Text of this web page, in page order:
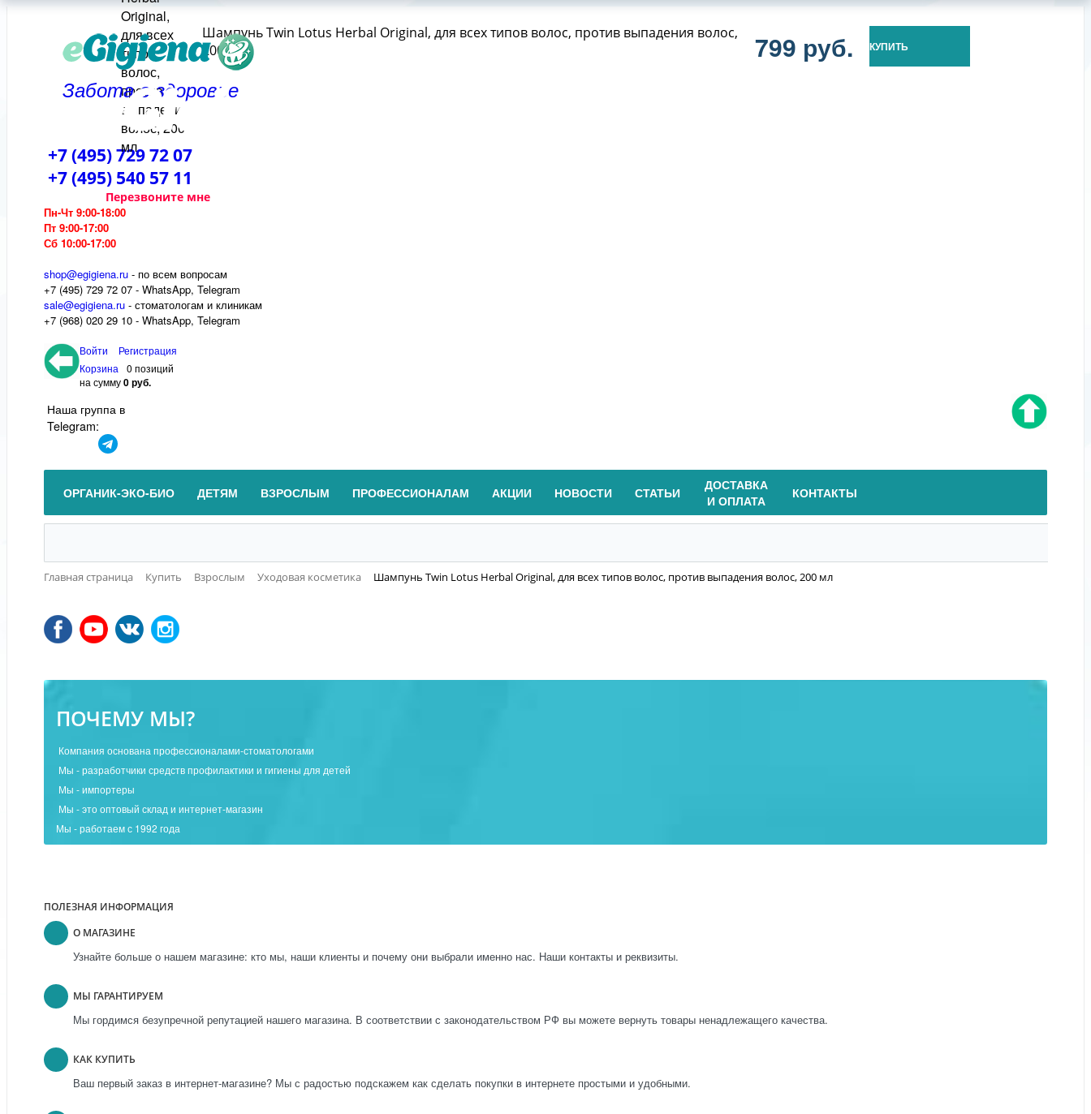
Забота о здоровье
+7 (495) 729 72 07
+7 (495) 540 57 11
Перезвоните мне
Пн-Чт 9:00-18:00
Пт 9:00-17:00
Сб 10:00-17:00
shop@egigiena.ru - по всем вопросам
‎+7 (495) 729 72 07 - WhatsApp, Telegram
sale@egigiena.ru - стоматологам и клиникам
+7 (968) 020 29 10 - WhatsApp, Telegram
Войти
Регистрация
Корзина
0 позиций
на сумму0 руб.
Наша группа в
Telegram:
ОРГАНИК-ЭКО-БИО ДЕТЯМ ВЗРОСЛЫМ ПРОФЕССИОНАЛАМ АКЦИИ НОВОСТИ СТАТЬИ
ДОСТАВКА
И ОПЛАТА
КОНТАКТЫ
Главная страница Купить Взрослым Уходовая косметика Шампунь Twin Lotus Herbal Original, для всех типов волос, против выпадения волос, 200 мл
ПОЧЕМУ МЫ?
Компания основана профессионалами-стоматологами
Мы - разработчики средств профилактики и гигиены для детей
Мы - импортеры
Мы - это оптовый склад и интернет-магазин
Мы - работаем с 1992 года
ПОЛЕЗНАЯ ИНФОРМАЦИЯ
О МАГАЗИНЕ
Узнайте больше о нашем магазине: кто мы, наши клиенты и почему они выбрали именно нас. Наши контакты и реквизиты.
МЫ ГАРАНТИРУЕМ
Мы гордимся безупречной репутацией нашего магазина. В соответствии с законодательством РФ вы можете вернуть товары ненадлежащего качества.
КАК КУПИТЬ
Ваш первый заказ в интернет-магазине? Мы с радостью подскажем как сделать покупки в интернете простыми и удобными.
Шампунь Twin Lotus Herbal Original, для всех типов волос, против выпадения волос,
200 мл
799 руб. КУПИТЬ